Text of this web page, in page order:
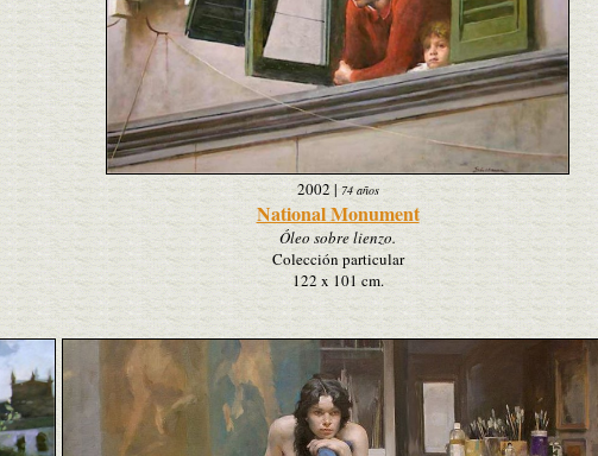
2002 |74 años
National Monument
Óleo sobre lienzo.
Colección particular
122 x 101 cm.